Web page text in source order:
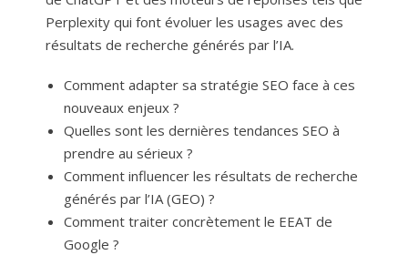
Perplexity qui font évoluer les usages avec des
résultats de recherche générés par l’IA.
Comment adapter sa stratégie SEO face à ces
nouveaux enjeux ?
Quelles sont les dernières tendances SEO à
prendre au sérieux ?
Comment influencer les résultats de recherche
générés par l’IA (GEO) ?
Comment traiter concrètement le EEAT de
Google ?